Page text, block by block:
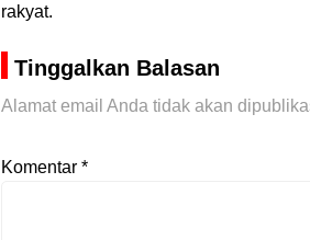
rakyat.
Tinggalkan Balasan
Alamat email Anda tidak akan
Komentar *